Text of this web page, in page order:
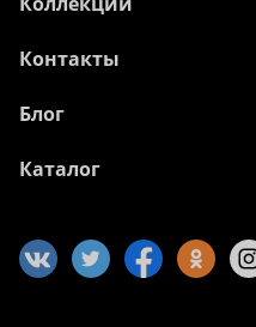
Контакты
Блог
Каталог